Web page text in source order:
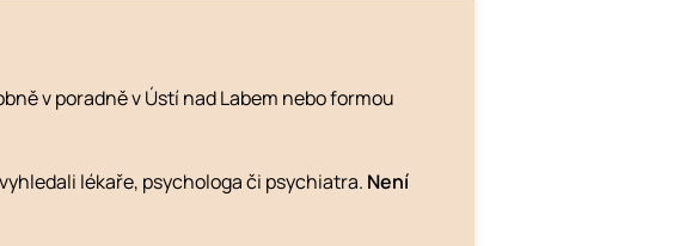
v poradně v Ústí nad Labem nebo formou
lékaře, psychologa či psychiatra. Není